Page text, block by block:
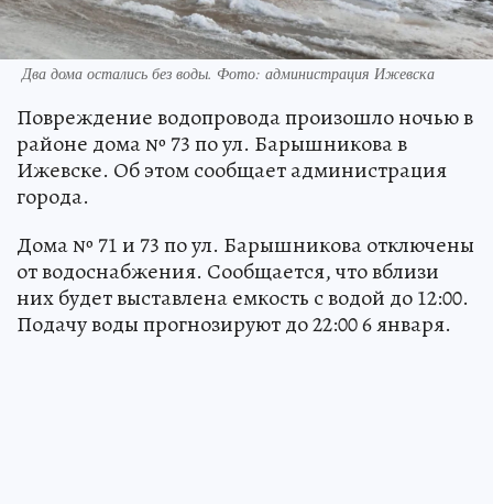
Два дома остались без воды. Фото: администрация Ижевска
Повреждение водопровода произошло ночью в
районе дома № 73 по ул. Барышникова в
Ижевске. Об этом сообщает администрация
города.
Дома № 71 и 73 по ул. Барышникова отключены
от водоснабжения. Сообщается, что вблизи
них будет выставлена емкость с водой до 12:00.
Подачу воды прогнозируют до 22:00 6 января.